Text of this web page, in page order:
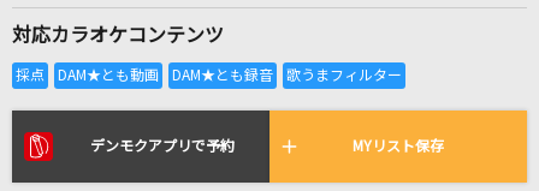
全国りれき
リアルタイムで歌われている曲の一覧
対応カラオケコンテンツ
デンモクアプリで予約 MYリスト保存